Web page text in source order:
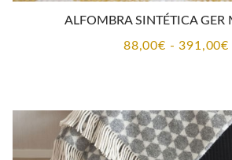
ALFOMBRA SINTÉTICA GER
88,00€ - 391,00€